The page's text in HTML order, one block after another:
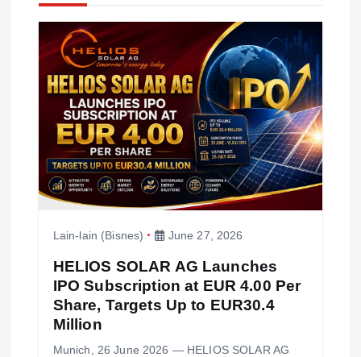
g
o
Lain-lain (Bisnes) June 27, 2026
HELIOS SOLAR AG Launches
IPO Subscription at EUR 4.00 Per
Share, Targets Up to EUR30.4
Million
Munich, 26 June 2026 — HELIOS SOLAR AG